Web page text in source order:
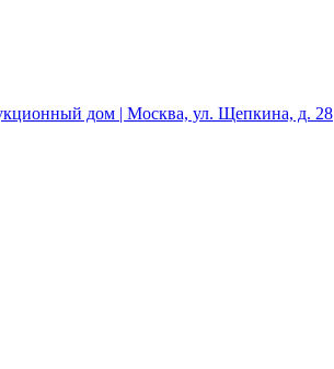
дом | Москва, ул. Щепкина, д. 28